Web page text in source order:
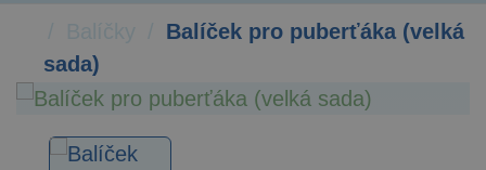
Balíček pro puberťáka (velká
sada)